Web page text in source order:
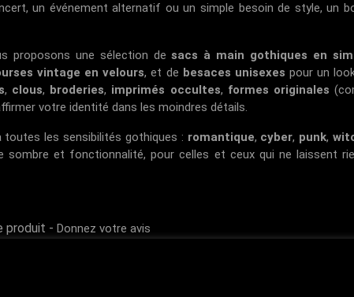
un événement alternatif ou un simple besoin de style, un
proposons une sélection desacs à main gothiques en
vintage en velours, et de besaces unisexes pour un
, clous, broderies, imprimés occultes, formes originales
votre identité dans les moindres détails.
toutes les sensibilités gothiques : romantique, cyber, punk,
sombre et fonctionnalité, pour celles et ceux qui ne laissent
produit - Donnez votre avis